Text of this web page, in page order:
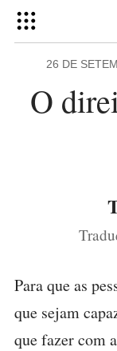
26 DE
O
Para que as
que sejam
que fazer com